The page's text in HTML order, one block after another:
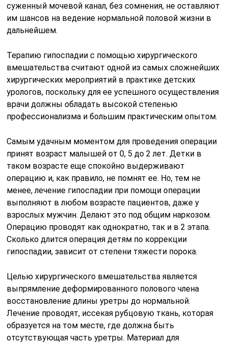
суженный мочевой канал, без сомнения, не оставляют
им шансов на ведение нормальной половой жизни в
дальнейшем.
Терапию гипоспадии с помощью хирургического
вмешательства считают одной из самых сложнейших
хирургических мероприятий в практике детских
урологов, поскольку для ее успешного осуществления
врачи должны обладать высокой степенью
профессионализма и большим практическим опытом.
Самым удачным моментом для проведения операции
принят возраст малышей от 0, 5 до 2 лет. Детки в
таком возрасте еще спокойно выдерживают
операцию и, как правило, не помнят ее. Но, тем не
менее, лечение гипоспадии при помощи операции
выполняют в любом возрасте пациентов, даже у
взрослых мужчин. Делают это под общим наркозом.
Операцию проводят как однократно, так и в 2 этапа.
Сколько длится операция детям по коррекции
гипоспадии, зависит от степени тяжести порока.
Целью хирургического вмешательства является
выпрямление деформированного полового члена
восстановление длины уретры до нормальной.
Лечение проводят, иссекая рубцовую ткань, которая
образуется на том месте, где должна быть
отсутствующая часть уретры. Материал для